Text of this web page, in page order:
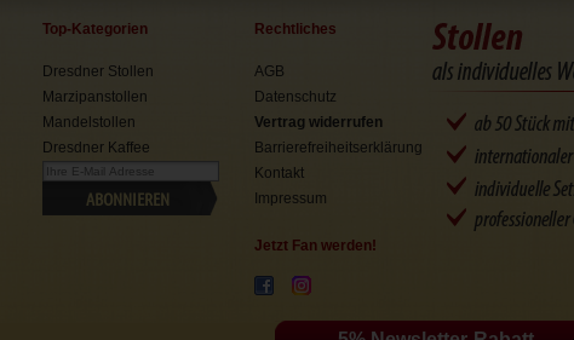
Top-Kategorien
Dresdner Stollen
Marzipanstollen
Mandelstollen
Dresdner Kaffee
ABONNIEREN
Rechtliches
AGB
Datenschutz
Vertrag widerrufen
Barrierefreiheitserklärung
Kontakt
Impressum
Jetzt Fan werden!